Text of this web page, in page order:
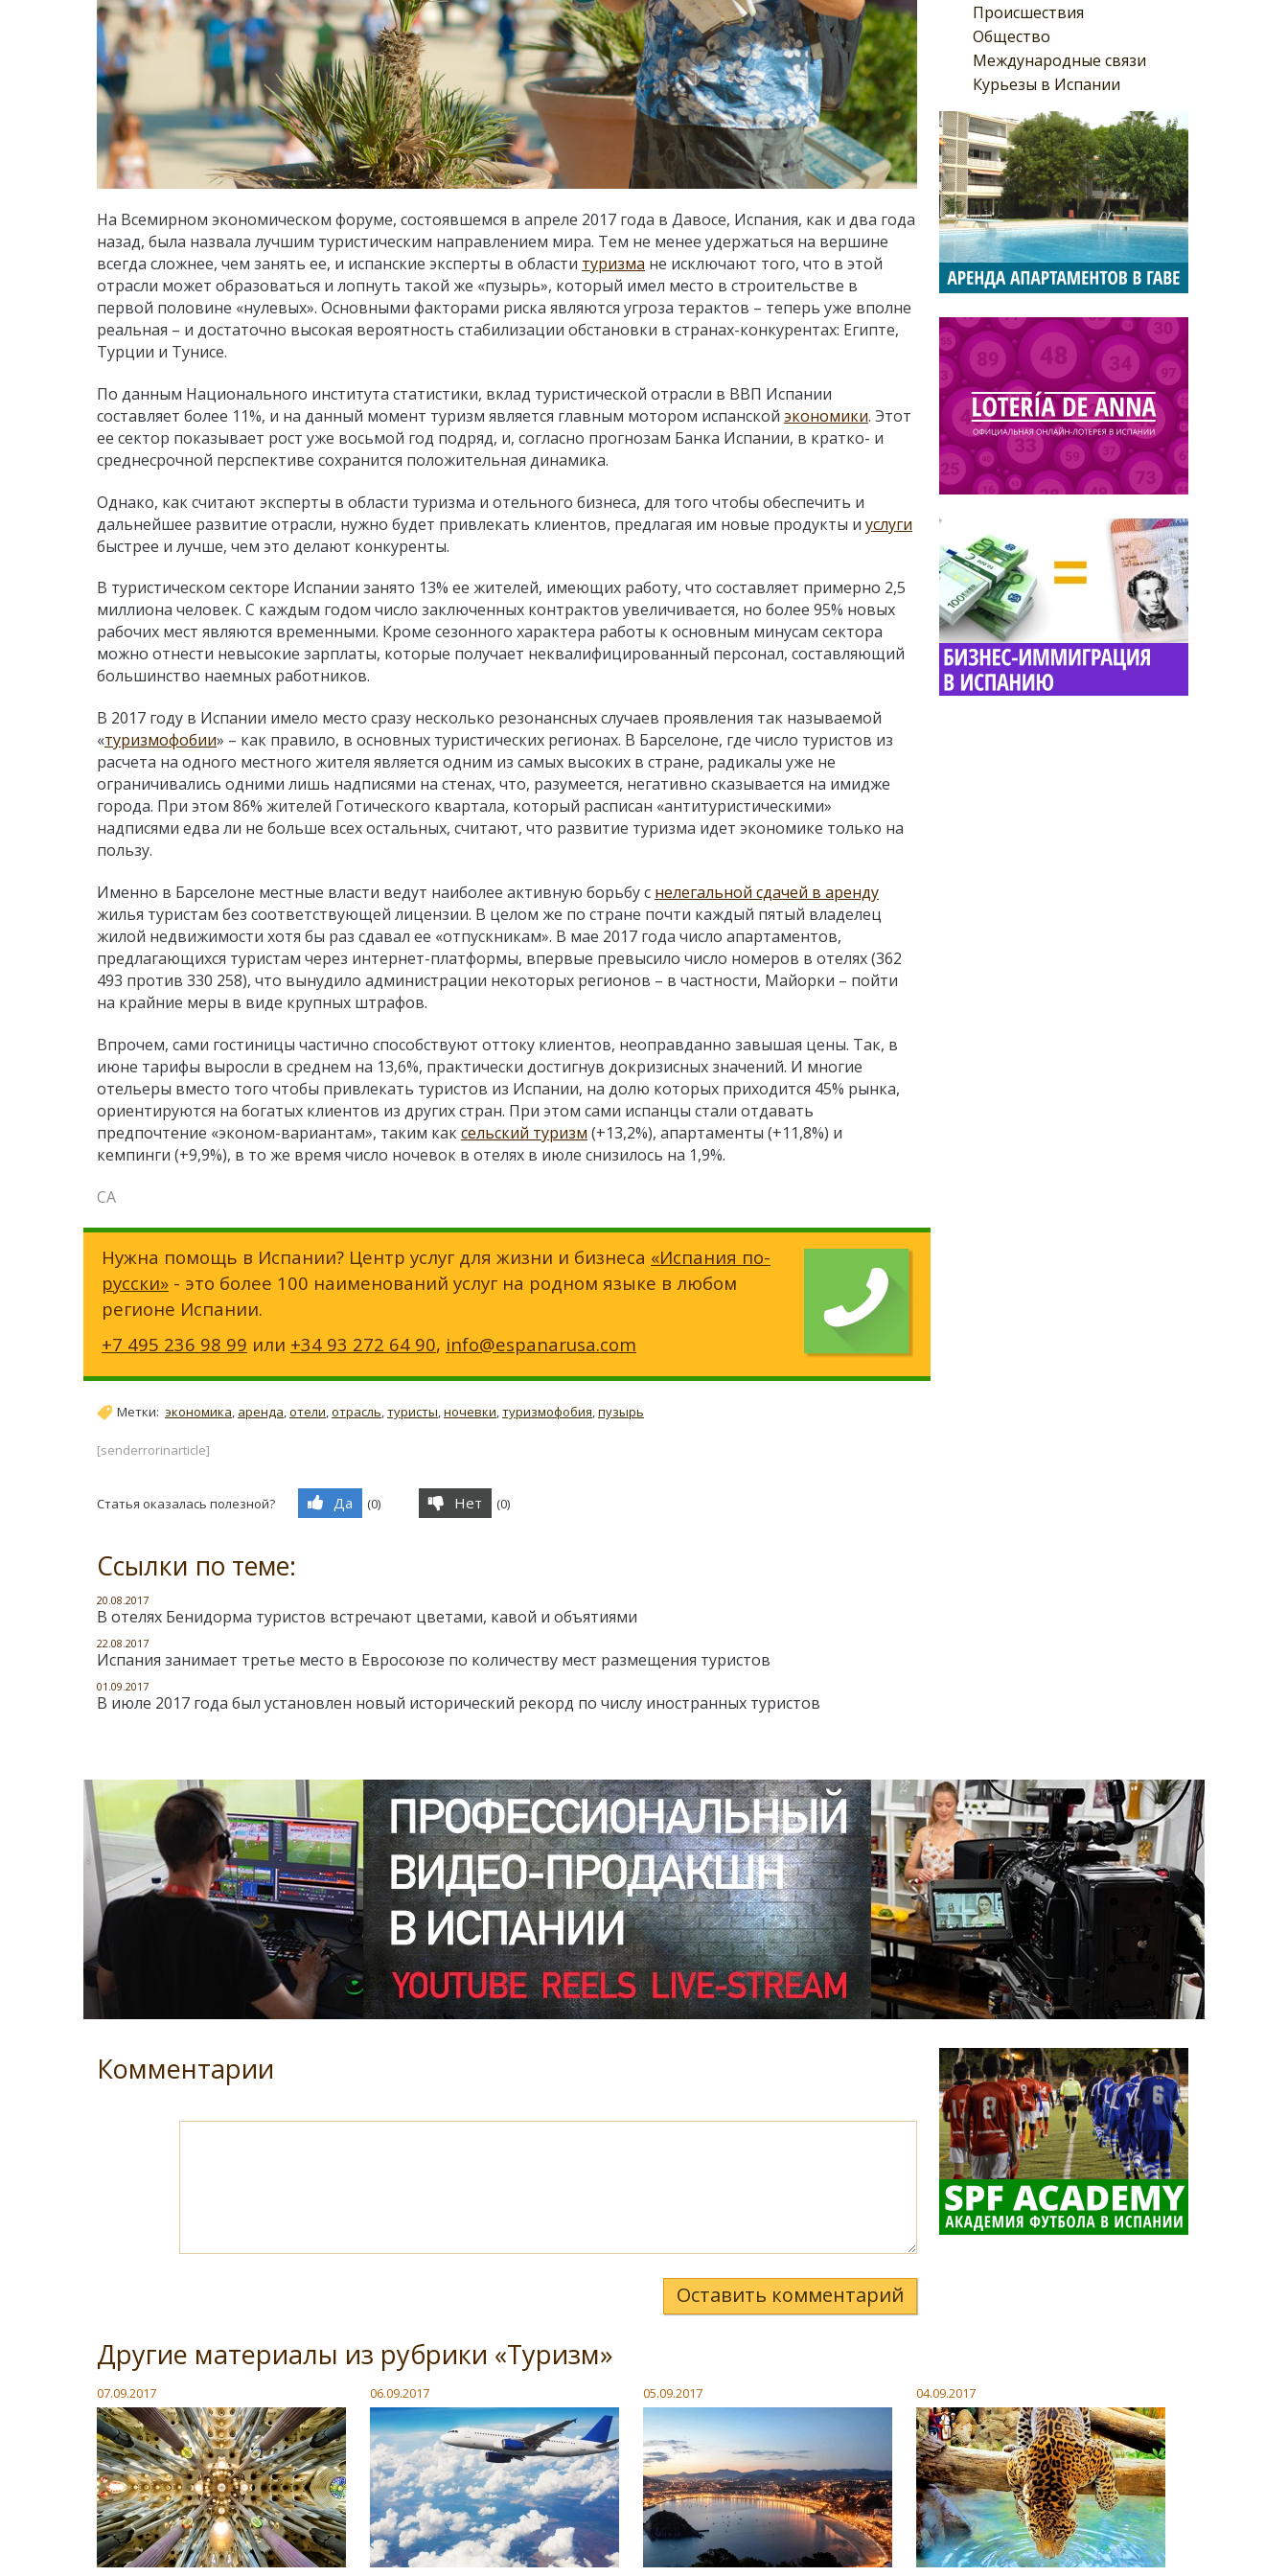
Происшествия
Общество
Международные связи
Курьезы в Испании
На Всемирном экономическом форуме, состоявшемся в апреле 2017 года в Давосе, Испания, как и два года
назад, была назвала лучшим туристическим направлением мира. Тем не менее удержаться на вершине
всегда сложнее, чем занять ее, и испанские эксперты в области туризма не исключают того, что в этой
отрасли может образоваться и лопнуть такой же «пузырь», который имел место в строительстве в
первой половине «нулевых». Основными факторами риска являются угроза терактов – теперь уже вполне
реальная – и достаточно высокая вероятность стабилизации обстановки в странах-конкурентах: Египте,
Турции и Тунисе.
По данным Национального института статистики, вклад туристической отрасли в ВВП Испании
составляет более 11%, и на данный момент туризм является главным мотором испанской экономики. Этот
ее сектор показывает рост уже восьмой год подряд, и, согласно прогнозам Банка Испании, в кратко- и
среднесрочной перспективе сохранится положительная динамика.
Однако, как считают эксперты в области туризма и отельного бизнеса, для того чтобы обеспечить и
дальнейшее развитие отрасли, нужно будет привлекать клиентов, предлагая им новые продукты и услуги
быстрее и лучше, чем это делают конкуренты.
В туристическом секторе Испании занято 13% ее жителей, имеющих работу, что составляет примерно 2,5
миллиона человек. С каждым годом число заключенных контрактов увеличивается, но более 95% новых
рабочих мест являются временными. Кроме сезонного характера работы к основным минусам сектора
можно отнести невысокие зарплаты, которые получает неквалифицированный персонал, составляющий
большинство наемных работников.
В 2017 году в Испании имело место сразу несколько резонансных случаев проявления так называемой
«туризмофобии» – как правило, в основных туристических регионах. В Барселоне, где число туристов из
расчета на одного местного жителя является одним из самых высоких в стране, радикалы уже не
ограничивались одними лишь надписями на стенах, что, разумеется, негативно сказывается на имидже
города. При этом 86% жителей Готического квартала, который расписан «антитуристическими»
надписями едва ли не больше всех остальных, считают, что развитие туризма идет экономике только на
пользу.
Именно в Барселоне местные власти ведут наиболее активную борьбу с нелегальной сдачей в аренду
жилья туристам без соответствующей лицензии. В целом же по стране почти каждый пятый владелец
жилой недвижимости хотя бы раз сдавал ее «отпускникам». В мае 2017 года число апартаментов,
предлагающихся туристам через интернет-платформы, впервые превысило число номеров в отелях (362
493 против 330 258), что вынудило администрации некоторых регионов – в частности, Майорки – пойти
на крайние меры в виде крупных штрафов.
Впрочем, сами гостиницы частично способствуют оттоку клиентов, неоправданно завышая цены. Так, в
июне тарифы выросли в среднем на 13,6%, практически достигнув докризисных значений. И многие
отельеры вместо того чтобы привлекать туристов из Испании, на долю которых приходится 45% рынка,
ориентируются на богатых клиентов из других стран. При этом сами испанцы стали отдавать
предпочтение «эконом-вариантам», таким каксельский туризм (+13,2%), апартаменты (+11,8%) и
кемпинги (+9,9%), в то же время число ночевок в отелях в июле снизилось на 1,9%.
СА
Нужна помощь в Испании? Центр услуг для жизни и бизнеса «Испания по-
русски» - это более 100 наименований услуг на родном языке в любом
регионе Испании.
+7 495 236 98 99 или +34 93 272 64 90, info@espanarusa.com
Метки: экономика, аренда,отели,отрасль,туристы,ночевки,туризмофобия,пузырь
[senderrorinarticle]
Статья оказалась полезной? Да (0) Нет (0)
Ссылки по теме:
20.08.2017
В отелях Бенидорма туристов встречают цветами, кавой и объятиями
22.08.2017
Испания занимает третье место в Евросоюзе по количеству мест размещения туристов
01.09.2017
В июле 2017 года был установлен новый исторический рекорд по числу иностранных туристов
Комментарии
Оставить комментарий
Другие материалы из рубрики «Туризм»
07.09.2017 06.09.2017 05.09.2017 04.09.2017